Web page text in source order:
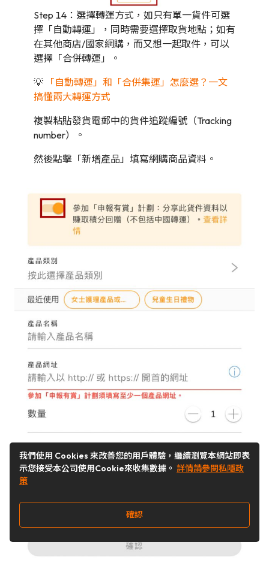
Step 14：選擇轉運方式，如只有單一貨件可選
擇「自動轉運」，同時需要選擇取貨地點；如有
在其他商店/國家網購，而又想一起取件，可以
選擇「合併轉運」。
💡
「自動轉運」和「合併集運」怎麼選？一文
搞懂兩大轉運方式
複製粘貼發貨電郵中的貨件追蹤編號（Tracking
number）。
然後點擊「新增產品」填寫網購商品資料。
我們使用 Cookies 來改善您的用戶體驗，繼續瀏覽本網站即表
示您接受本公司使用Cookie來收集數據。 詳情請參閱私隱政
策
確認